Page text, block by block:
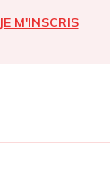
JE M'INSCRIS